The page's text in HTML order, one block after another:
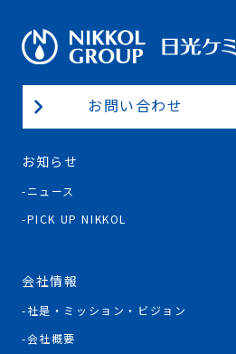
お問い合わせ
お知らせ
ニュース
PICK UP NIKKOL
会社情報
社是・ミッション・ビジョン
会社概要